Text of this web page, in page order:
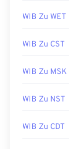
WIB Zu WET
WIB Zu CST
WIB Zu MSK
WIB Zu NST
WIB Zu CDT